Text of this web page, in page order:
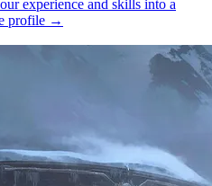
experience and skills into a
profile →